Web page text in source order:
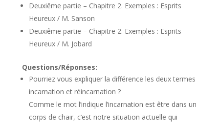
Deuxiême partie – Chapitre 2. Exemples : Esprits
Heureux / M. Sanson
Deuxiême partie – Chapitre 2. Exemples : Esprits
Heureux / M. Jobard
Questions/Réponses:
Pourriez vous expliquer la différence les deux termes
incarnation et réincarnation ?
Comme le mot l’indique l’incarnation est être dans un
corps de chair, c’est notre situation actuelle qui